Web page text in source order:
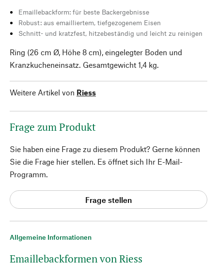
Allgemeine Informationen
Emaillebackformen von Riess
Emaillebackform: für beste Backergebnisse
Robust: aus emailliertem, tiefgezogenem Eisen
Schnitt- und kratzfest, hitzebeständig und leicht zu reinigen
Ring (26 cm Ø, Höhe 8 cm), eingelegter Boden und
Kranzkucheneinsatz. Gesamtgewicht 1,4 kg.
Weitere Artikel von Riess
Frage zum Produkt
Sie haben eine Frage zu diesem Produkt? Gerne können
Sie die Frage hier stellen. Es öffnet sich Ihr E-Mail-
Programm.
Frage stellen